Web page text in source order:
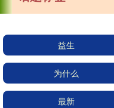
益生
为什么
最新